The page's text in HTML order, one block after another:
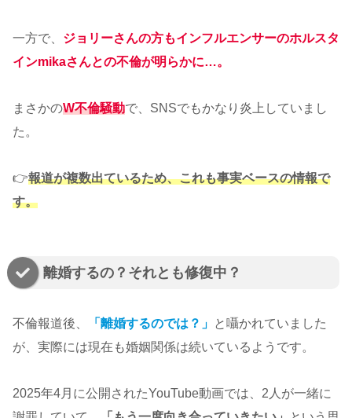
一方で、 ジョリーさんの方もインフルエンサーのホルスタ
インmikaさんとの不倫が明らかに…。
まさかのW不倫騒動で、SNSでもかなり炎上していまし
た。
👉報道が複数出ているため、これも事実ベースの情報で
す。
離婚するの？それとも修復中？
不倫報道後、 「離婚するのでは？」
と囁かれていました
が、実際には現在も婚姻関係は続いているようです。
2025年4月に公開されたYouTube動画では、2人が一緒に